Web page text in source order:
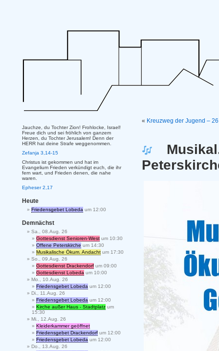
« Kreuzweg der Jugend –
Jauchze, du Tochter Zion! Frohlocke, Israel!
Freue dich und sei fröhlich von ganzem
Herzen, du Tochter Jerusalem! Denn der
HERR hat deine Strafe weggenommen.
Zefanja 3,14-15
Christus ist gekommen und hat im
Evangelium Frieden verkündigt euch, die ihr
fern wart, und Frieden denen, die nahe
waren.
Epheser 2,17
Heute
Friedensgebet Lobeda um 12:00
Demnächst
Sa., 08.Aug. 26
Gottesdienst Senioren-West um 10:30
Offene Peterskirche um 14:30
Musikalische Ökum. Andacht um 17:30
So., 09.Aug. 26
Gottesdienst Drackendorf um 09:00
Gottesdienst Lobeda um 10:00
Mo., 10.Aug. 26
Friedensgebet Lobeda um 12:00
Di., 11.Aug. 26
Friedensgebet Lobeda um 12:00
Kirche außer Haus - Stadtplatz um
15:30
Mi., 12.Aug. 26
Kleiderkammer geöffnet
Friedensgebet Drackendorf um 12:00
Friedensgebet Lobeda um 12:00
Do., 13.Aug. 26